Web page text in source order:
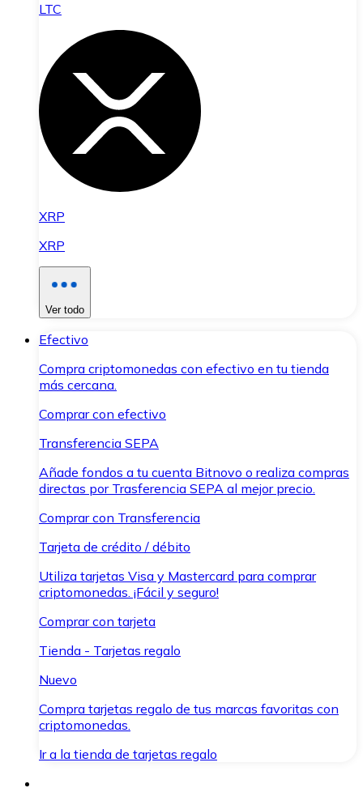
LTC
XRP
XRP
Ver todo
Efectivo
Compra criptomonedas con efectivo en tu tienda
más cercana.
Comprar con efectivo
Transferencia SEPA
Añade fondos a tu cuenta Bitnovo o realiza compras
directas por Trasferencia SEPA al mejor precio.
Comprar con Transferencia
Tarjeta de crédito / débito
Utiliza tarjetas Visa y Mastercard para comprar
criptomonedas. ¡Fácil y seguro!
Comprar con tarjeta
Tienda - Tarjetas regalo
Nuevo
Compra tarjetas regalo de tus marcas favoritas con
criptomonedas.
Ir a la tienda de tarjetas regalo